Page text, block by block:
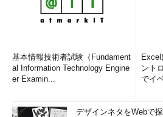
基本情報技術者試験（Fundament
al Information Technology Engine
er Examin...
ント
でイ
デザインネタをWebで